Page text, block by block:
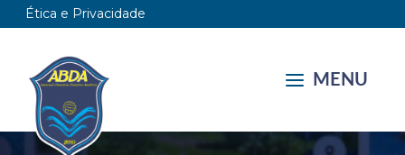
Ética e Privacidade
MENU